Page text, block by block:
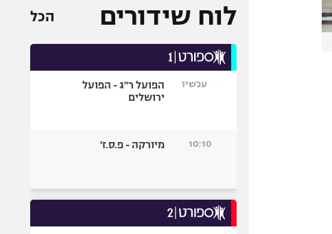
לוח שידורים הכל
עכשיו
הפועל ר"ג - הפועל
ירושלים
10:10 מיורקה - פ.ס.ז'